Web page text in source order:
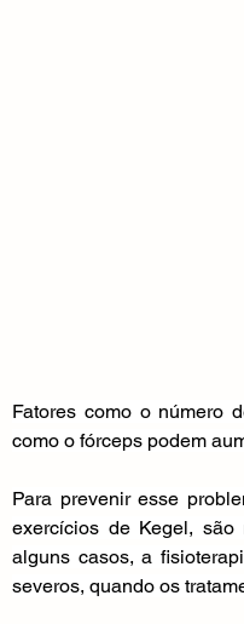
Fatores como o número
como o fórceps podem
Para prevenir esse
exercícios de Kegel, são
alguns casos, a
severos, quando os